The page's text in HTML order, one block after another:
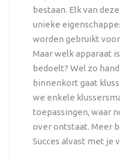
bestaan. Elk van
unieke
worden gebruikt
Maar welk apparaat
bedoelt? Wel zo
binnenkort gaat
we enkele
toepassingen, waar
over ontstaat. Meer
Succes alvast met je